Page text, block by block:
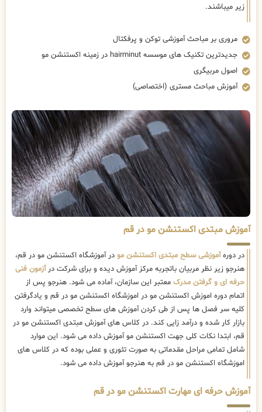
زیر میباشند.
مروری بر مباحث آموزشی توکن و پرفکتال
جدیدترین تکنیک های موسسه hairminut در زمینه اکستنشن مو
اصول مربیگری
آموزش مباحث مستری (اختصاصی)
آموزش مبتدی اکستنشن مو در قم
در دورهآموزشی سطح مبتدی اکستنشن مو در آموزشگاه اکستنشن مو در قم،
هنرجو زیر نظر مربیان باتجربه مرکز آموزش دیده و برای شرکت درآزمون فنی
حرفه ای و گرفتن مدرک معتبر این سازمان، آماده می شود. هنرجو پس از
اتمام دوره اموزش اکستنشن مو در اموزشگاه اکستنشن مو در قم و یادگرفتن
کلیه سر فصل ها پس از طی کردن آموزش های سطح تخصصی میتواند وارد
بازار کار شده و درآمد زایی کند. در کلاس های آموزش مبتدی اکستنشن مو در
قم، ابتدا نکات کلی جهت اکستنشن مو آموزش داده می شود. این موارد
شامل تمامی مراحل مقدماتی به صورت تئوری و عملی بوده که در کلاس های
اموزشگاه اکستنشن مو در قم به هنرجو آموزش داده می شود.
آموزش حرفه ای مهارت اکستنشن مو در قم